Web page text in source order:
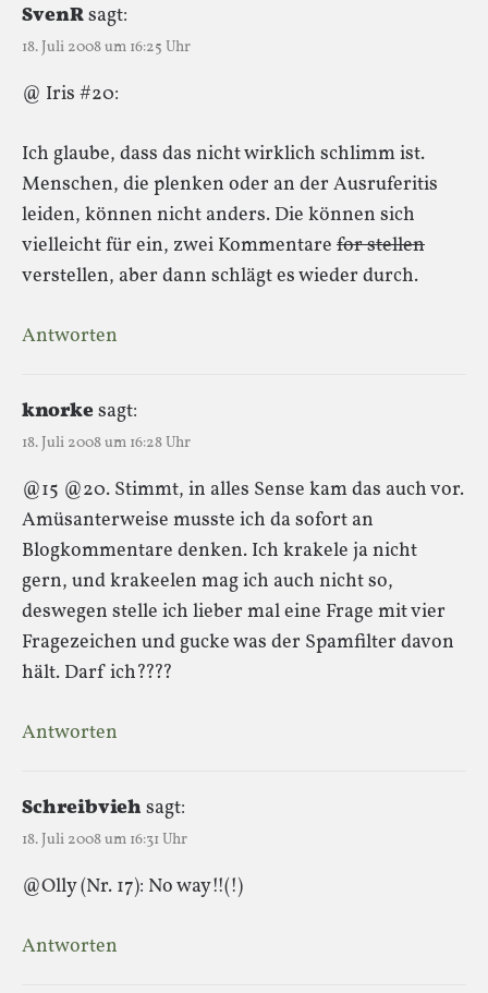
SvenRsagt:
18. Juli 2008 um 16:25 Uhr
@ Iris #20:
Ich glaube, dass das nicht wirklich schlimm ist.
Menschen, die plenken oder an der Ausruferitis
leiden, können nicht anders. Die können sich
vielleicht für ein, zwei Kommentare for stellen
verstellen, aber dann schlägt es wieder durch.
Antworten
knorkesagt:
18. Juli 2008 um 16:28 Uhr
@15 @20. Stimmt, in alles Sense kam das auch vor.
Amüsanterweise musste ich da sofort an
Blogkommentare denken. Ich krakele ja nicht
gern, und krakeelen mag ich auch nicht so,
deswegen stelle ich lieber mal eine Frage mit vier
Fragezeichen und gucke was der Spamfilter davon
hält. Darf ich????
Antworten
Schreibvieh sagt:
18. Juli 2008 um 16:31 Uhr
@Olly (Nr. 17): No way!!(!)
Antworten